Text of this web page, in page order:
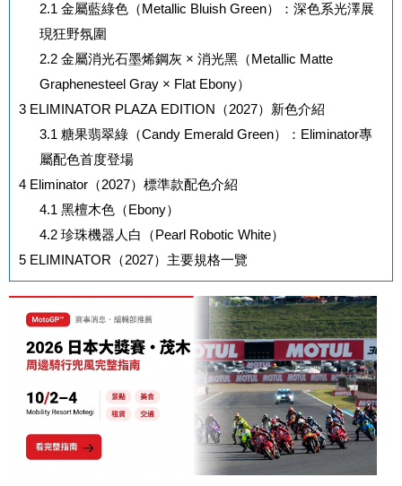
2.1 金屬藍綠色（Metallic Bluish Green）：深色系光澤展
現狂野氛圍
2.2金屬消光石墨烯鋼灰 × 消光黑（Metallic Matte
Graphenesteel Gray × Flat Ebony）
3 ELIMINATOR PLAZA EDITION（2027）新色介紹
3.1 糖果翡翠綠（Candy Emerald Green）：Eliminator專
屬配色首度登場
4 Eliminator（2027）標準款配色介紹
4.1 黑檀木色（Ebony）
4.2珍珠機器人白（Pearl Robotic White）
5 ELIMINATOR（2027）主要規格一覽